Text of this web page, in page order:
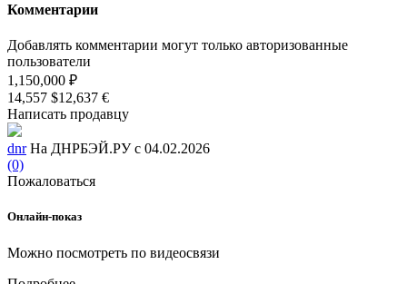
Комментарии
Добавлять комментарии могут только авторизованные
пользователи
1,150,000 ₽
14,557 $12,637 €
Написать продавцу
dnr На ДНРБЭЙ.РУ с 04.02.2026
(0)
Пожаловаться
Онлайн-показ
Можно посмотреть по видеосвязи